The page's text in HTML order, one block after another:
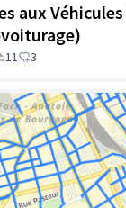
aux
11 3